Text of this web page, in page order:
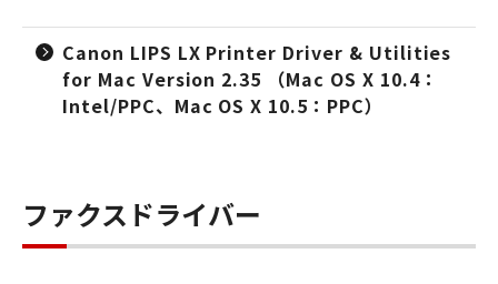
Canon LIPS LX Printer Driver & Utilities
for Mac Version 2.35 （Mac OS X 10.4：
Intel/PPC、Mac OS X 10.5：PPC）
ファクスドライバー